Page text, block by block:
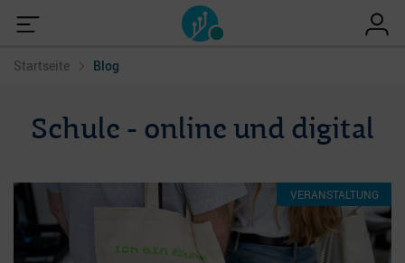
Startseite Blog
Schule - online und digital
VERANSTALTUNG